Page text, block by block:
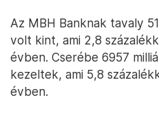
Az MBH Banknak tavaly
volt kint, ami 2,8
évben. Cserébe 6957
kezeltek, ami 5,8
évben.